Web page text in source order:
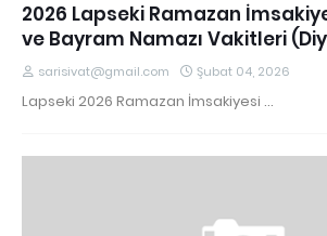
2026 Lapseki Ramazan
ve Bayram Namazı Vakitleri
sarisivat@gmail.com Şubat 04, 2026
Lapseki 2026 Ramazan İmsakiyesi …